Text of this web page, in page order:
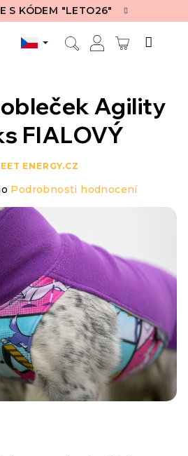
S KÓDEM "LETO26"
Agility
FIALOVÝ
ENERGY.CZ
Podrobnosti hodnocení